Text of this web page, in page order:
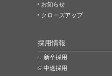
お知らせ
クローズアップ
採用情報
新卒採用
中途採用